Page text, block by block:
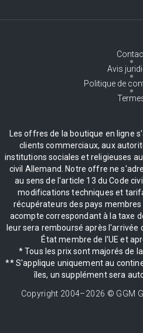
Avis
Politique de
Les offres de la boutique en ligne
clients commerciaux, aux
institutions sociales et religieuses
civil Allemand. Notre offre ne
au sens de l'article 13 du Code
modifications techniques et
récupérateurs des pays
acompte correspondant à la taxe
leur sera remboursé après
État membre de l'UE et
* Tous les prix sont majorés de
** S'applique uniquement au
îles, un supplément sera
Copyright 2004–2026 © GGM